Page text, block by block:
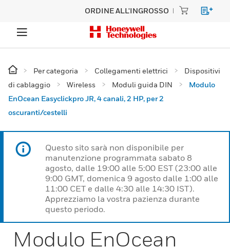
ORDINE ALL'INGROSSO
Per categoria Collegamenti elettrici
Dispositivi
di cablaggio
Wireless Moduli guida DIN
Modulo
EnOcean Easyclickpro JR, 4 canali, 2 HP, per 2
oscuranti/cestelli
Questo sito sarà non disponibile per
manutenzione programmata sabato 8
agosto, dalle 19:00 alle 5:00 EST (23:00 alle
9:00 GMT, domenica 9 agosto dalle 1:00 alle
11:00 CET e dalle 4:30 alle 14:30 IST).
Apprezziamo la vostra pazienza durante
questo periodo.
Modulo EnOcean